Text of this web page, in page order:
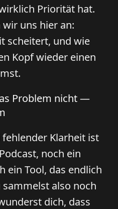
Priorität hat.
wir uns hier an:
scheitert, und wie
Kopf wieder einen
Problem nicht —
Klarheit ist
noch ein
ein Tool, das endlich
also noch
dich, dass